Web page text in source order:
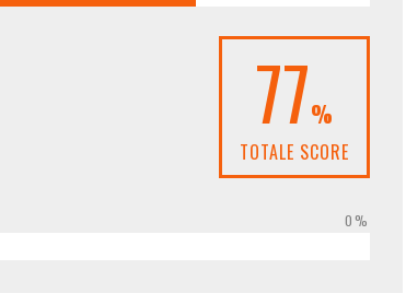
77%
TOTALE SCORE
0%